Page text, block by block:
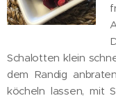
Schalotten klein
dem Randig
köcheln lassen, mit